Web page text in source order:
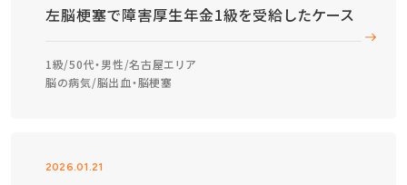
左脳梗塞で障害厚生年金1級を受給したケース
1級 50代・男性 名古屋エリア
脳の病気 脳出血・脳梗塞
2026.01.21